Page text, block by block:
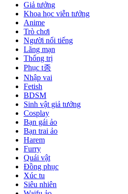
Giả tưởng
Khoa học viễn tưởng
Anime
Trò chơi
Người nổi tiếng
Lãng mạn
Thống trị
Phục t종
Nhập vai
Fetish
BDSM
Sinh vật giả tưởng
Cosplay
Bạn gái ảo
Bạn trai ảo
Harem
Furry
Quái vật
Đồng phục
Xúc tu
Siêu nhiên